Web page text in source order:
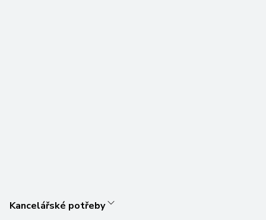
Kancelářské potřeby